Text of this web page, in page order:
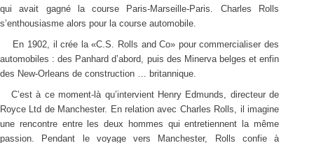
qui avait gagné la course Paris-Marseille-Paris. Charles Rolls
s’enthousiasme alors pour la course automobile.
En 1902, il crée la «C.S. Rolls and Co» pour commercialiser des
automobiles : des Panhard d’abord, puis des Minerva belges et enfin
des New-Orleans de construction … britannique.
C’est à ce moment-là qu’intervient Henry Edmunds, directeur de
Royce Ltd de Manchester. En relation avec Charles Rolls, il imagine
une rencontre entre les deux hommes qui entretiennent la même
passion. Pendant le voyage vers Manchester, Rolls confie à